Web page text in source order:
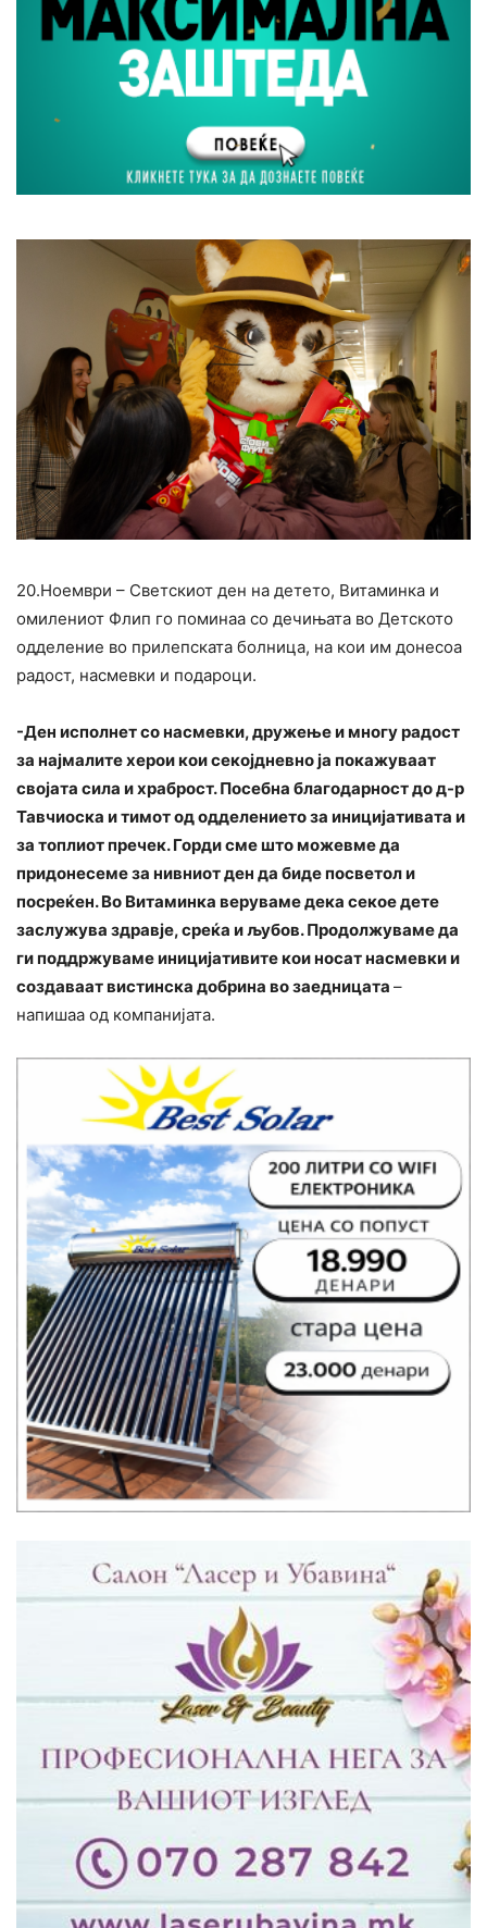
20.Ноември – Светскиот ден на детето, Витаминка и
омилениот Флип го поминаа со дечињата во Детското
одделение во прилепската болница, на кои им донесоа
радост, насмевки и подароци.
-Ден исполнет со насмевки, дружење и многу радост
за најмалите херои кои секојдневно ја покажуваат
својата сила и храброст. Посебна благодарност до д-р
Тавчиоска и тимот од одделението за иницијативата и
за топлиот пречек. Горди сме што можевме да
придонесеме за нивниот ден да биде посветол и
посреќен. Во Витаминка веруваме дека секое дете
заслужува здравје, среќа и љубов. Продолжуваме да
ги поддржуваме иницијативите кои носат насмевки и
создаваат вистинска добрина во заедницата –
напишаа од компанијата.